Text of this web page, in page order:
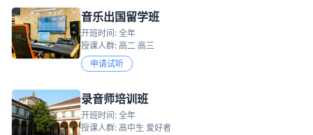
音乐出国留学班
开班时间: 全年
授课人群: 高二 高三
申请试听
录音师培训班
开班时间: 全年
授课人群: 高中生 爱好者